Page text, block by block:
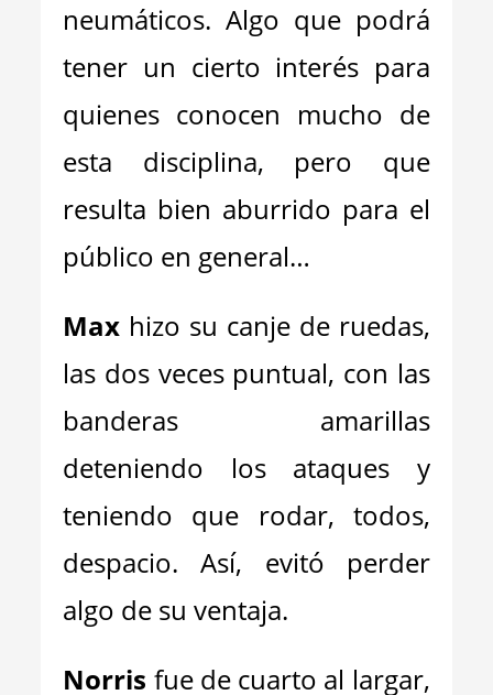
neumáticos. Algo que podrá
tener un cierto interés para
quienes conocen mucho de
esta disciplina, pero que
resulta bien aburrido para el
público en general…
Max hizo su canje de ruedas,
las dos veces puntual, con las
banderas amarillas
deteniendo los ataques y
teniendo que rodar, todos,
despacio. Así, evitó perder
algo de su ventaja.
Norris fue de cuarto al largar,